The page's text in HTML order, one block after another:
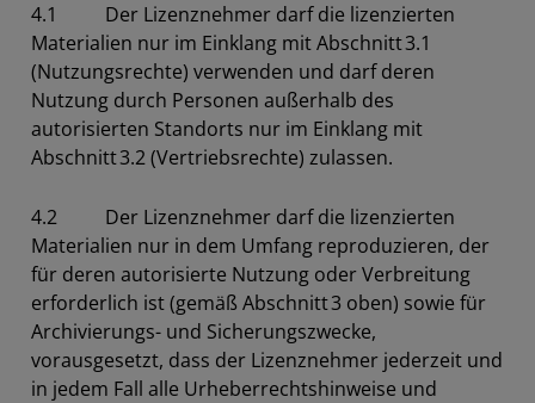
4.1 Der Lizenznehmer darf die lizenzierten
Materialien nur im Einklang mit Abschnitt 3.1
(Nutzungsrechte) verwenden und darf deren
Nutzung durch Personen außerhalb des
autorisierten Standorts nur im Einklang mit
Abschnitt 3.2 (Vertriebsrechte) zulassen.
4.2 Der Lizenznehmer darf die lizenzierten
Materialien nur in dem Umfang reproduzieren, der
für deren autorisierte Nutzung oder Verbreitung
erforderlich ist (gemäß Abschnitt 3 oben) sowie für
Archivierungs- und Sicherungszwecke,
vorausgesetzt, dass der Lizenznehmer jederzeit und
in jedem Fall alle Urheberrechtshinweise und